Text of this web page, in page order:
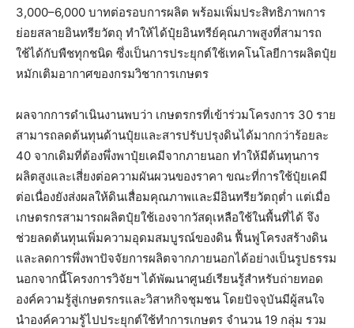
3,000–6,000 บาทต่อรอบการผลิต พร้อมเพิ่มประสิทธิภาพการ
ย่อยสลายอินทรียวัตถุ ทำให้ได้ปุ๋ยอินทรีย์คุณภาพสูงที่สามารถ
ใช้ได้กับพืชทุกชนิด ซึ่งเป็นการประยุกต์ใช้เทคโนโลยีการผลิตปุ๋ย
หมักเติมอากาศของกรมวิชาการเกษตร
ผลจากการดำเนินงานพบว่า เกษตรกรที่เข้าร่วมโครงการ 30 ราย
สามารถลดต้นทุนด้านปุ๋ยและสารปรับปรุงดินได้มากกว่าร้อยละ
40 จากเดิมที่ต้องพึ่งพาปุ๋ยเคมีจากภายนอก ทำให้มีต้นทุนการ
ผลิตสูงและเสี่ยงต่อความผันผวนของราคา ขณะที่การใช้ปุ๋ยเคมี
ต่อเนื่องยังส่งผลให้ดินเสื่อมคุณภาพและมีอินทรียวัตถุต่ำ แต่เมื่อ
เกษตรกรสามารถผลิตปุ๋ยใช้เองจากวัสดุเหลือใช้ในพื้นที่ได้ จึง
ช่วยลดต้นทุนเพิ่มความอุดมสมบูรณ์ของดิน ฟื้นฟูโครงสร้างดิน
และลดการพึ่งพาปัจจัยการผลิตจากภายนอกได้อย่างเป็นรูปธรรม
นอกจากนี้โครงการวิจัยฯ ได้พัฒนาศูนย์เรียนรู้สำหรับถ่ายทอด
องค์ความรู้สู่เกษตรกรและวิสาหกิจชุมชน โดยปัจจุบันมีผู้สนใจ
นำองค์ความรู้ไปประยุกต์ใช้ทำการเกษตร จำนวน 19 กลุ่ม รวม